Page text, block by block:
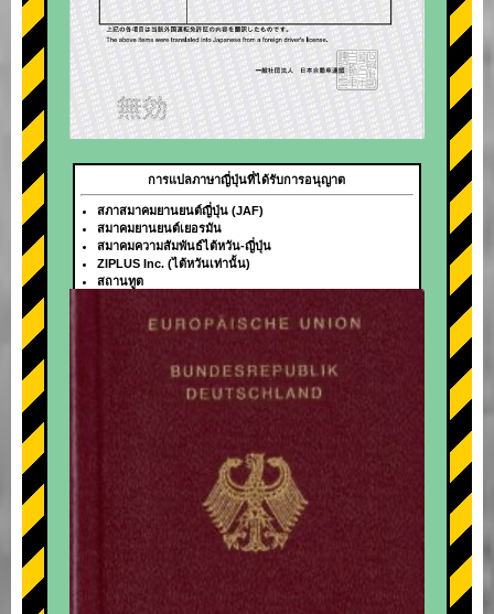
+
การแปลภาษาญี่ปุ่นที่ได้รับการอนุญาต
สภาสมาคมยานยนต์ญี่ปุ่น (JAF)
สมาคมยานยนต์เยอรมัน
สมาคมความสัมพันธ์ไต้หวัน-ญี่ปุ่น
ZIPLUS Inc. (ไต้หวันเท่านั้น)
สถานทูต